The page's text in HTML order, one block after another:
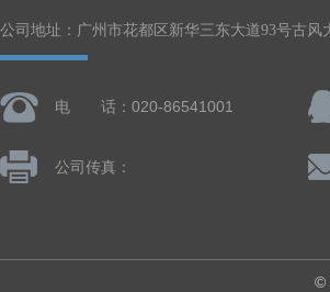
公司地址：广州市花都区新华三东大道93号古
电 话：020-86541001
公司传真：
©